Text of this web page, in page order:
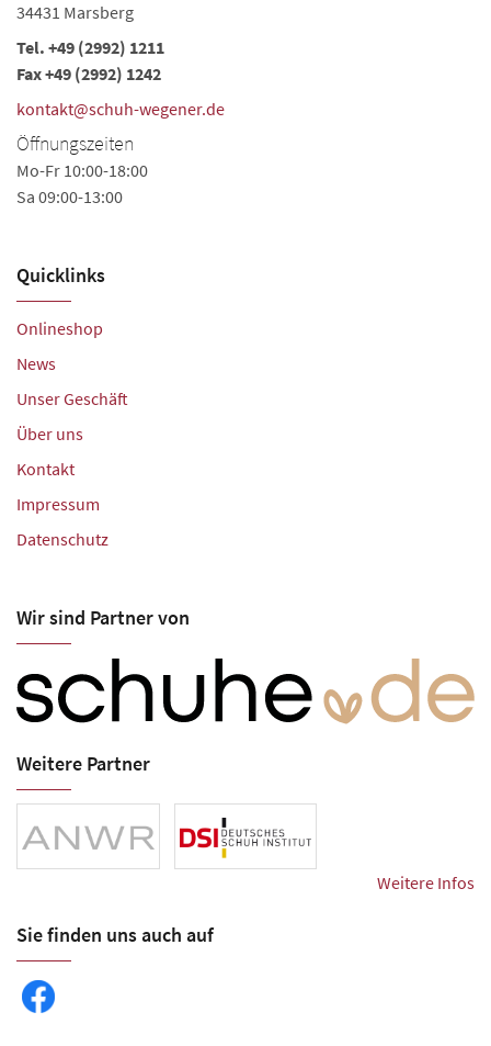
34431 Marsberg
Tel. +49 (2992) 1211
Fax +49 (2992) 1242
kontakt@schuh-wegener.de
Öffnungszeiten
Mo-Fr 10:00-18:00
Sa 09:00-13:00
Quicklinks
Onlineshop
News
Unser Geschäft
Über uns
Kontakt
Impressum
Datenschutz
Wir sind Partner von
Weitere Partner
Weitere Infos
Sie finden uns auch auf